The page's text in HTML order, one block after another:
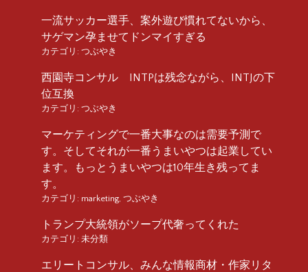
一流サッカー選手、案外遊び慣れてないから、
サゲマン孕ませてドンマイすぎる
カテゴリ: つぶやき
西園寺コンサル INTPは残念ながら、INTJの下
位互換
カテゴリ: つぶやき
マーケティングで一番大事なのは需要予測で
す。そしてそれが一番うまいやつは起業してい
ます。もっとうまいやつは10年生き残ってま
す。
カテゴリ: marketing, つぶやき
トランプ大統領がソープ代奢ってくれた
カテゴリ: 未分類
エリートコンサル、みんな情報商材・作家リタ